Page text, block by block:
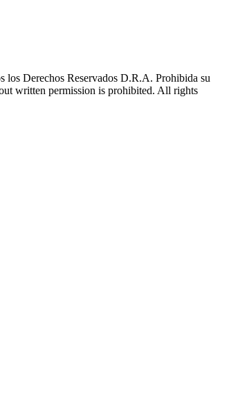
los Derechos Reservados D.R.A. Prohibida su
written permission is prohibited. All rights